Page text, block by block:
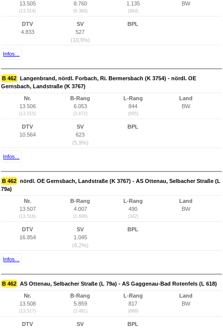
13.505
(13.514)
8.760
(6.360)
1.135
(984)
BW
DTV
4.833
SV
527
(10,9%)
BPL
Infos...
B 462 Langenbrand, nördl. Forbach, Ri. Bermersbach (K 3754) - nördl. OE
Gernsbach, Landstraße (K 3767)
Nr.
13.506
(13.515)
B-Rang
6.053
(3.672)
L-Rang
844
(695)
Land
BW
DTV
10.564
SV
623
(5,9%)
BPL
Infos...
B 462 nördl. OE Gernsbach, Landstraße (K 3767) - AS Ottenau, Selbacher Straße (L
79a)
Nr.
13.507
(13.516)
B-Rang
4.007
(1.686)
L-Rang
490
(342)
Land
BW
DTV
16.854
SV
1.045
(6,2%)
BPL
Infos...
B 462 AS Ottenau, Selbacher Straße (L 79a) - AS Gaggenau-Bad Rotenfels (L 618)
Nr.
13.508
(13.517)
B-Rang
5.859
(3.481)
L-Rang
817
(668)
Land
BW
DTV
SV
BPL